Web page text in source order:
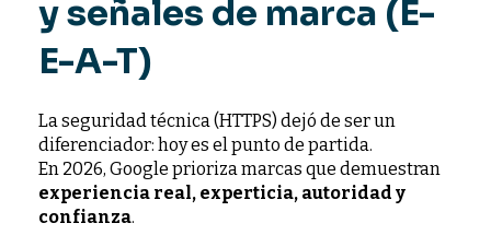
y señales de marca (E-
E-A-T)
La seguridad técnica (HTTPS) dejó de ser un
diferenciador: hoy es el punto de partida.
En 2026, Google prioriza marcas que demuestran
experiencia real, experticia, autoridad y
confianza.